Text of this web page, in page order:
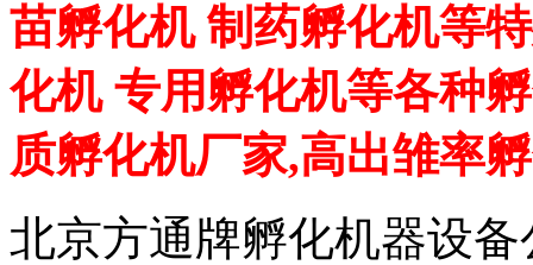
苗孵化机 制药孵化机等
化机 专用孵化机等各种
质孵化机厂家,高出雏率
北京方通牌孵化机器设